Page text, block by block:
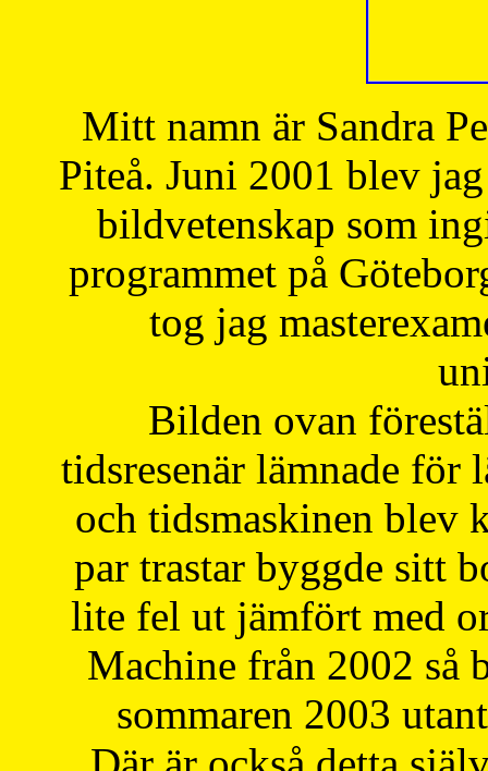
Mitt namn är Sandra
Piteå. Juni 2001 blev
bildvetenskap som
programmet på
tog jag
Bilden ovan
tidsresenär lämnade för
och tidsmaskinen blev
par trastar byggde sitt
lite fel ut jämfört med
Machine från 2002 så
sommaren 2003